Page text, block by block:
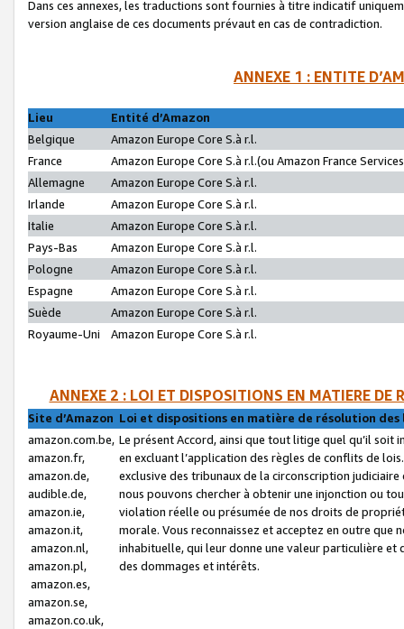
Dans ces annexes, les traductions sont fournies à titre indicatif
version anglaise de ces documents prévaut en cas de contradiction.
ANNEXE 1 : ENTITE
Lieu
Entité d’Amazon
Belgique
Amazon Europe Core S.à r.l.
France
Amazon Europe Core S.à r.l.(ou Amazon France
Allemagne
Amazon Europe Core S.à r.l.
Irlande
Amazon Europe Core S.à r.l.
Italie
Amazon Europe Core S.à r.l.
Pays-Bas
Amazon Europe Core S.à r.l.
Pologne
Amazon Europe Core S.à r.l.
Espagne
Amazon Europe Core S.à r.l.
Suède
Amazon Europe Core S.à r.l.
Royaume-Uni
Amazon Europe Core S.à r.l.
ANNEXE 2 : LOI ET DISPOSITIONS EN MATIERE DE
Site d’Amazon Loi et dispositions en matière de résolution
amazon.com.be,
amazon.fr,
amazon.de,
audible.de,
amazon.ie,
amazon.it,
amazon.nl,
amazon.pl,
amazon.es,
amazon.se,
amazon.co.uk,
Le présent Accord, ainsi que tout litige quel qu’il soit
en excluant l’application des règles de conflits de
exclusive des tribunaux de la circonscription
nous pouvons chercher à obtenir une injonction ou
violation réelle ou présumée de nos droits de
morale. Vous reconnaissez et acceptez en outre que
inhabituelle, qui leur donne une valeur particulière
des dommages et intérêts.